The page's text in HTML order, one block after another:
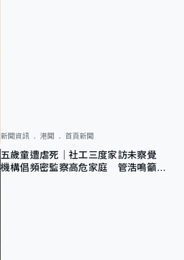
新聞資訊 港聞 首頁新聞
五歲童遭虐死｜社工三度家訪未察覺
機構倡頻密監察高危家庭 管浩鳴籲加